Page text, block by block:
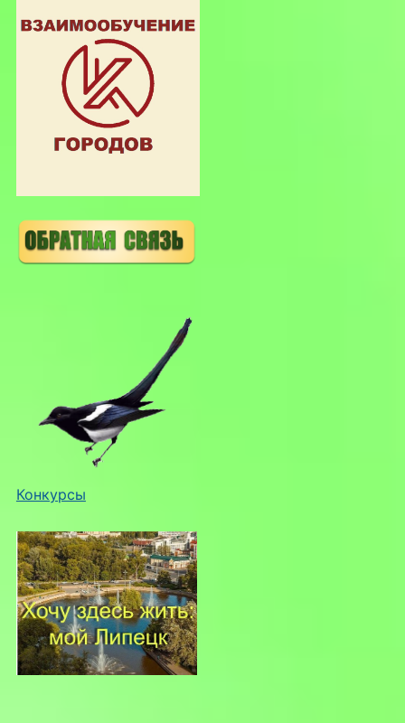
Конкурсы